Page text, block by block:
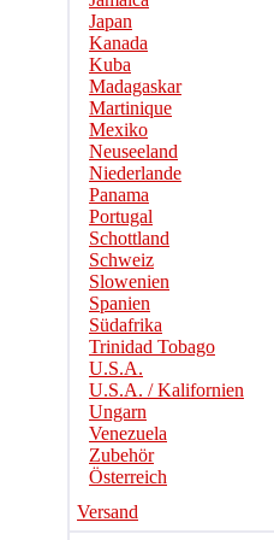
Japan
Kanada
Kuba
Madagaskar
Martinique
Mexiko
Neuseeland
Niederlande
Panama
Portugal
Schottland
Schweiz
Slowenien
Spanien
Südafrika
Trinidad Tobago
U.S.A.
U.S.A. / Kalifornien
Ungarn
Venezuela
Zubehör
Österreich
Versand